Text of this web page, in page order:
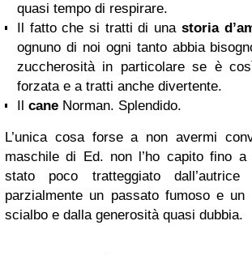
quasi tempo di respirare.
Il fatto che si tratti di unastoria
ognuno di noi ogni tanto abbia
zuccherosità in particolare se è
forzata e a tratti anche divertente.
Il cane Norman. Splendido.
L’unica cosa forse a non avermi
maschile di Ed. non l’ho capito fino
stato poco tratteggiato
parzialmente un passato fumoso e un
scialbo e dalla generosità quasi dubbia.